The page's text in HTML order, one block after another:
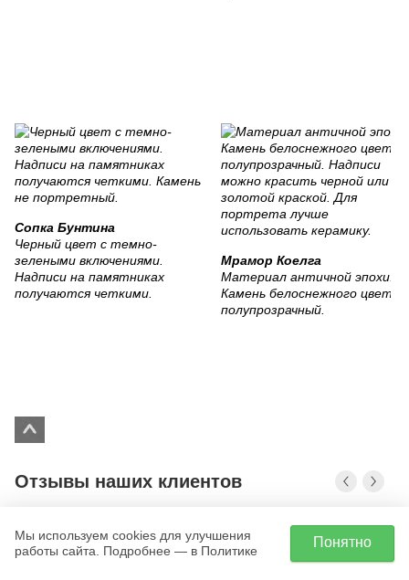
Сопка Бунтина
Черный цвет с темно-
зелеными включениями.
Надписи на памятниках
получаются четкими.
Мрамор Коелга
Материал античной эпохи.
Камень белоснежного цвета,
полупрозрачный.
Отзывы наших клиентов
Наталья
Хочу поблагодарить всех сотрудников за
Мы используем cookies для улучшения
работы сайта. Подробнее — в Политике
Понятно